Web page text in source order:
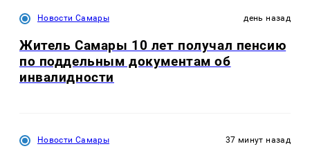
Новости Самары день назад
Житель Самары 10 лет получал пенсию
по поддельным документам об
инвалидности
Новости Самары 37 минут назад